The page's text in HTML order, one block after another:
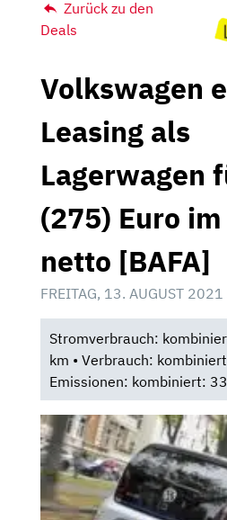
Zurück zu den
Deals
Volkswagen
Leasing als
Lagerwagen
(275) Euro
netto [BAFA]
FREITAG, 13. AUGUST
Stromverbrauch:
km • Verbrauch:
Emissionen: kombiniert: